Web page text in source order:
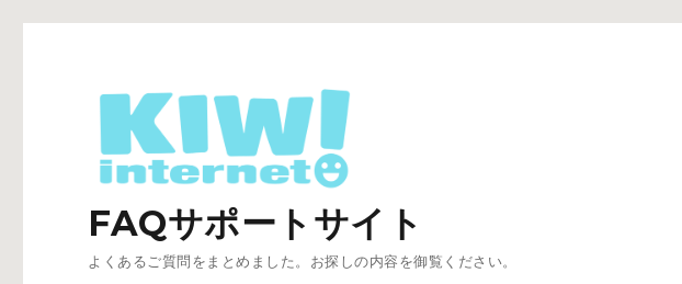
FAQサポートサイト
よくあるご質問をまとめました。お探しの内容を御覧ください。